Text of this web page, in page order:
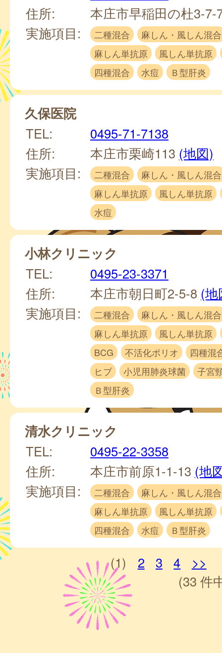
住所:
本庄市早稲田の杜3-
実施項目:
二種混合
麻しん・風しん混合
麻しん単抗原
風しん単抗原
四種混合
水痘 Ｂ型肝炎
久保医院
TEL:
0495-71-7138
住所:
本庄市栗崎113 (地図)
実施項目:
二種混合
麻しん・風しん混合
麻しん単抗原
風しん単抗原
水痘
小林クリニック
TEL:
0495-23-3371
住所:
本庄市朝日町2-5-8 (地
実施項目:
二種混合
麻しん・風しん混合
麻しん単抗原
風しん単抗原
BCG
不活化ポリオ
四種混
ヒブ
小児用肺炎球菌
子宮
Ｂ型肝炎
清水クリニック
TEL:
0495-22-3358
住所:
本庄市前原1-1-13 (地
実施項目:
二種混合
麻しん・風しん混合
麻しん単抗原
風しん単抗原
四種混合
水痘 Ｂ型肝炎
(1) 2 3 4
>>
(33 件